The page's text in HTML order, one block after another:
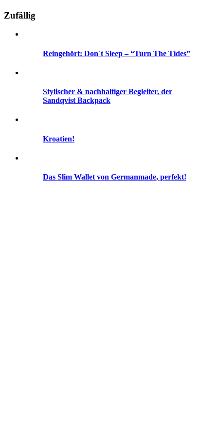
Zufällig
Reingehört: Don´t Sleep – “Turn The Tides”
Stylischer & nachhaltiger Begleiter, der
Sandqvist Backpack
Kroatien!
Das Slim Wallet von Germanmade, perfekt!